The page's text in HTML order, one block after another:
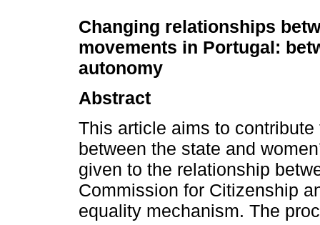
Changing relationships
movements in Portugal:
autonomy
Abstract
This article aims to
between the state and
given to the relationship
Commission for Citizenship
equality mechanism. The